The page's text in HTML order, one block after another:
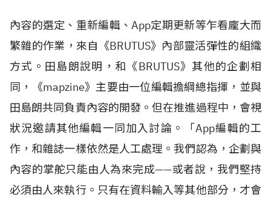
內容的選定、重新編輯、App定期更新等乍看龐大而
繁雜的作業，來自《BRUTUS》內部靈活彈性的組織
方式。田島朗說明，和《BRUTUS》其他的企劃相
同，《mapzine》主要由一位編輯擔綱總指揮，並與
田島朗共同負責內容的開發。但在推進過程中，會視
狀況邀請其他編輯一同加入討論。「App編輯的工
作，和雜誌一樣依然是人工處理。我們認為，企劃與
內容的掌舵只能由人為來完成——或者說，我們堅持
必須由人來執行。只有在資料輸入等其他部分，才會